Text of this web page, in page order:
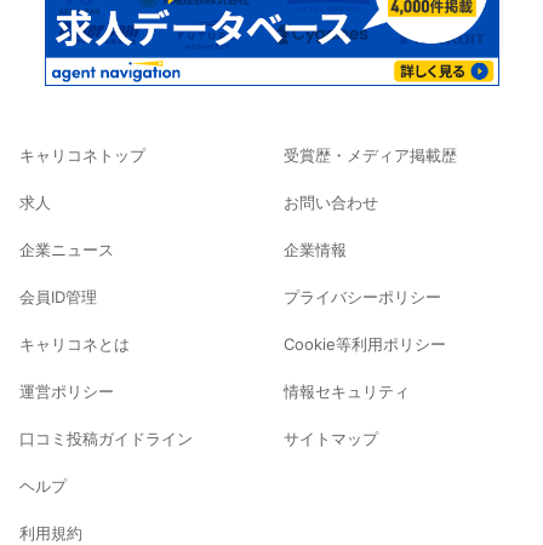
キャリコネトップ
求人
企業ニュース
会員ID管理
キャリコネとは
運営ポリシー
口コミ投稿ガイドライン
ヘルプ
利用規約
受賞歴・メディア掲載歴
お問い合わせ
企業情報
プライバシーポリシー
Cookie等利用ポリシー
情報セキュリティ
サイトマップ